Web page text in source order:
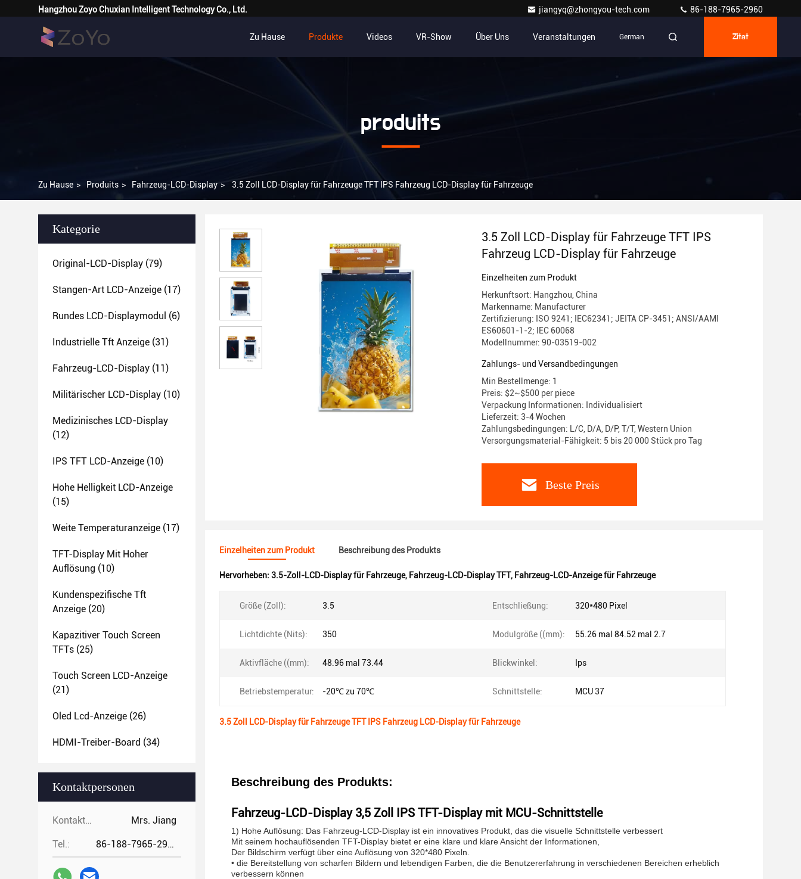
Hangzhou Zoyo Chuxian Intelligent Technology Co., Ltd. jiangyq@zhongyou-tech.com 86-188-7965-2960
Zu Hause Produkte Videos VR-Show Über Uns Veranstaltungen German Zitat
produits
Zu Hause > Produits > Fahrzeug-LCD-Display > 3.5 Zoll LCD-Display für Fahrzeuge TFT IPS Fahrzeug LCD-Display für Fahrzeuge
Kategorie
Original-LCD-Display (79)
Stangen-Art LCD-Anzeige (17)
Rundes LCD-Displaymodul (6)
Industrielle Tft Anzeige (31)
Fahrzeug-LCD-Display (11)
Militärischer LCD-Display (10)
Medizinisches LCD-Display
(12)
IPS TFT LCD-Anzeige (10)
Hohe Helligkeit LCD-Anzeige
(15)
Weite Temperaturanzeige (17)
TFT-Display Mit Hoher
Auflösung (10)
Kundenspezifische Tft
Anzeige (20)
Kapazitiver Touch Screen
TFTs (25)
Touch Screen LCD-Anzeige
(21)
Oled Lcd-Anzeige (26)
HDMI-Treiber-Board (34)
Kontaktpersonen
Kontaktpersonen: Mrs. Jiang
Tel.: 86-188-7965-2960
3.5 Zoll LCD-Display für Fahrzeuge TFT IPS
Fahrzeug LCD-Display für Fahrzeuge
Einzelheiten zum Produkt
Herkunftsort: Hangzhou, China
Markenname: Manufacturer
Zertifizierung: ISO 9241; IEC62341; JEITA CP-3451; ANSI/AAMI
ES60601-1-2; IEC 60068
Modellnummer: 90-03519-002
Zahlungs- und Versandbedingungen
Min Bestellmenge: 1
Preis: $2~$500 per piece
Verpackung Informationen: Individualisiert
Lieferzeit: 3-4 Wochen
Zahlungsbedingungen: L/C, D/A, D/P, T/T, Western Union
Versorgungsmaterial-Fähigkeit: 5 bis 20 000 Stück pro Tag
Beste Preis
Einzelheiten zum Produkt Beschreibung des Produkts
Hervorheben: 3.5-Zoll-LCD-Display für Fahrzeuge, Fahrzeug-LCD-Display TFT, Fahrzeug-LCD-Anzeige für Fahrzeuge
Größe (Zoll): 3.5 Entschließung: 320*480 Pixel
Lichtdichte (Nits): 350 Modulgröße ((mm): 55.26 mal 84.52 mal 2.7
Aktivfläche ((mm): 48.96 mal 73.44 Blickwinkel: Ips
Betriebstemperatur: -20℃ zu 70℃ Schnittstelle: MCU 37
3.5 Zoll LCD-Display für Fahrzeuge TFT IPS Fahrzeug LCD-Display für Fahrzeuge
Beschreibung des Produkts:
Fahrzeug-LCD-Display 3,5 Zoll IPS TFT-Display mit MCU-Schnittstelle
1) Hohe Auflösung: Das Fahrzeug-LCD-Display ist ein innovatives Produkt, das die visuelle Schnittstelle verbessert
Mit seinem hochauflösenden TFT-Display bietet er eine klare und klare Ansicht der Informationen,
Der Bildschirm verfügt über eine Auflösung von 320*480 Pixeln.
• die Bereitstellung von scharfen Bildern und lebendigen Farben, die die Benutzererfahrung in verschiedenen Bereichen erheblich
verbessern können